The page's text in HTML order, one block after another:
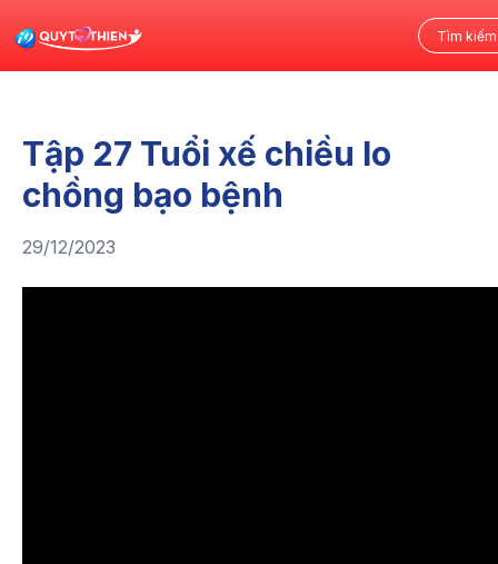
Tập 27 Tuổi xế chiều lo
chồng bạo bệnh
29/12/2023